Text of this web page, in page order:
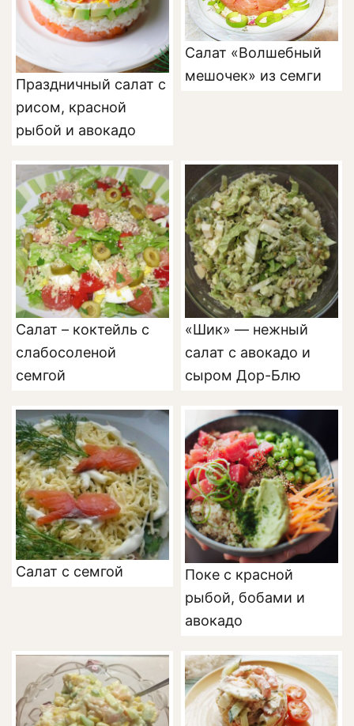
Праздничный салат с
рисом, красной
рыбой и авокадо
Салат «Волшебный
мешочек» из семги
Салат – коктейль с
слабосоленой
семгой
«Шик» — нежный
салат с авокадо и
сыром Дор-Блю
Салат с семгой
Поке с красной
рыбой, бобами и
авокадо